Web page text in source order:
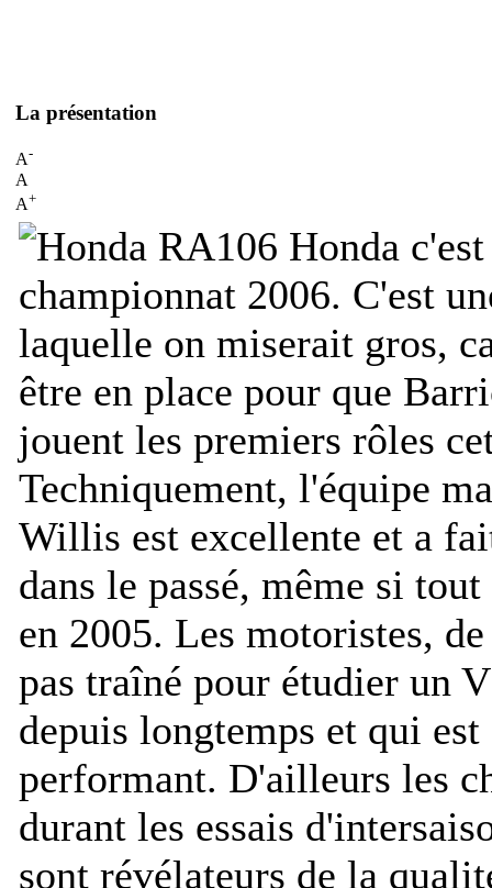
La présentation
A-
A
A+
Honda
championnat 2006. C'est
laquelle on miserait gros,
être en place pour que
jouent les premiers rôles
Techniquement, l'équipe
Willis est excellente et a
dans le passé, même si
en 2005. Les motoristes,
pas traîné pour étudier un
depuis longtemps et qui est
performant. D'ailleurs les
durant les essais
sont révélateurs de la